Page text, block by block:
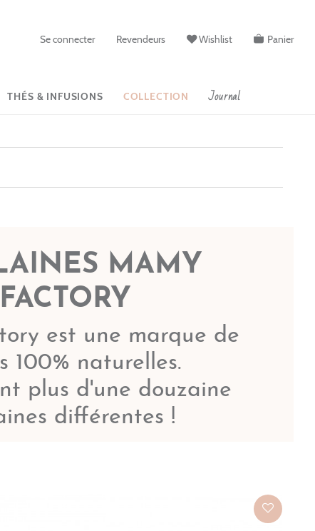
Se connecter Revendeurs Wishlist Panier
THÉS & INFUSIONS COLLECTION Journal
MAMY
FACTORY
est une marque de
100% naturelles.
plus d'une douzaine
différentes !